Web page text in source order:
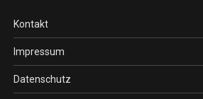
Kontakt
Impressum
Datenschutz